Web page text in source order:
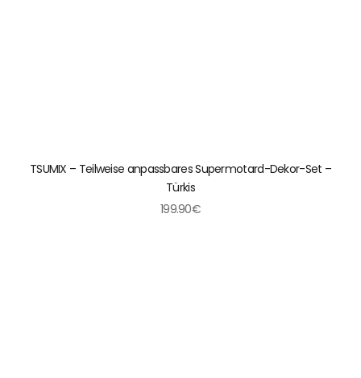
TSUMIX – Teilweise anpassbares Supermotard-Dekor-Set –
Türkis
199.90€